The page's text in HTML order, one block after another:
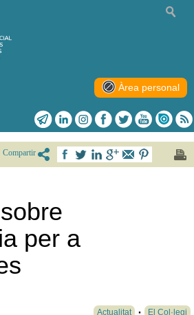
Àrea personal
Compartir
per a
Actualitat
El Col·legi